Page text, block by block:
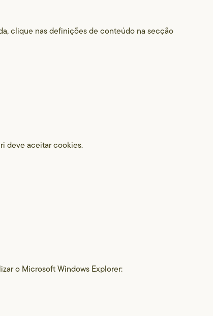
clique nas definições de conteúdo na secção
deve aceitar cookies.
o Microsoft Windows Explorer: